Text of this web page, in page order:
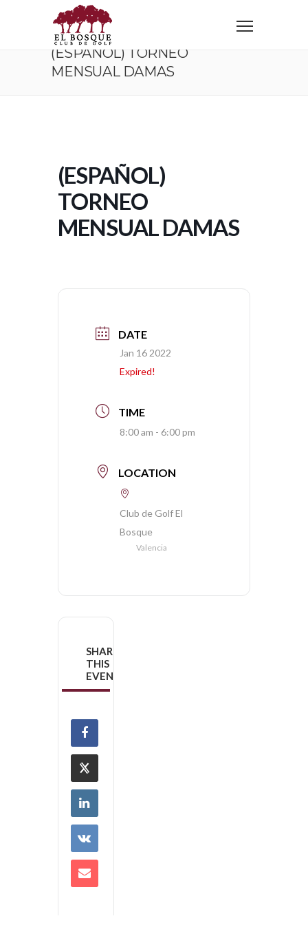
Home (Español) Torneo Mensual Damas
(ESPAÑOL) TORNEO
MENSUAL DAMAS
(ESPAÑOL)
TORNEO
MENSUAL DAMAS
DATE
Jan 16 2022
Expired!
TIME
8:00 am - 6:00 pm
LOCATION
Club de Golf El
Bosque
Valencia
SHARE
THIS
EVENT